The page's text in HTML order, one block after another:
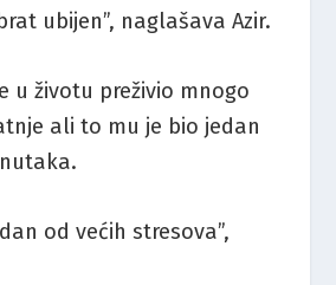
ubijen”, naglašava Azir.
u životu preživio mnogo
ali to mu je bio jedan
od većih stresova”,